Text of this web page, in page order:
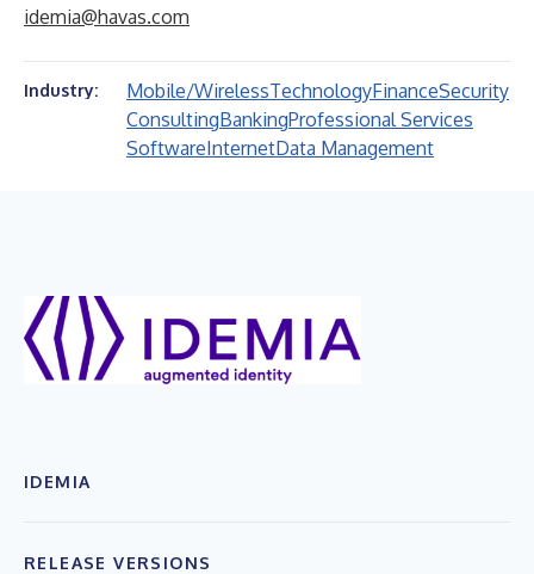
idemia@havas.com
Industry: Mobile/WirelessTechnologyFinanceSecurity
ConsultingBankingProfessional Services
SoftwareInternetData Management
IDEMIA
RELEASE VERSIONS